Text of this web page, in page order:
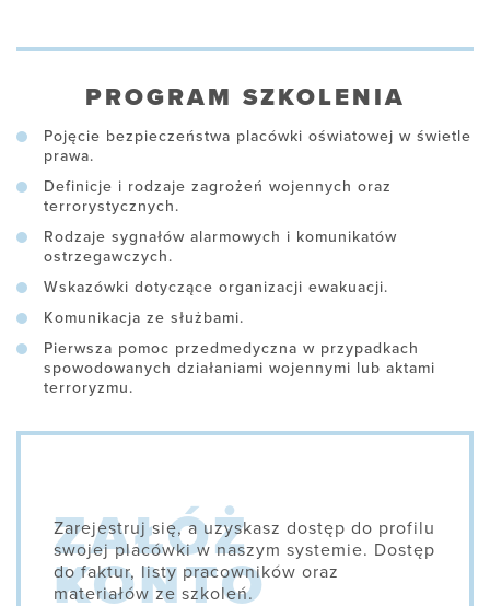
PROGRAM SZKOLENIA
Pojęcie bezpieczeństwa placówki oświatowej w świetle
prawa.
Definicje i rodzaje zagrożeń wojennych oraz
terrorystycznych.
Rodzaje sygnałów alarmowych i komunikatów
ostrzegawczych.
Wskazówki dotyczące organizacji ewakuacji.
Komunikacja ze służbami.
Pierwsza pomoc przedmedyczna w przypadkach
spowodowanych działaniami wojennymi lub aktami
terroryzmu.
Zarejestruj się, a uzyskasz dostęp do profilu
swojej placówki w naszym systemie. Dostęp
do faktur, listy pracowników oraz
materiałów ze szkoleń.